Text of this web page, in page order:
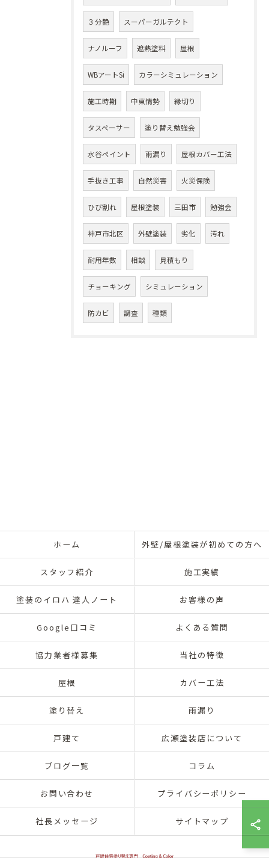
３分艶 スーパーガルテクト
ナノルーフ 遮熱塗料 屋根
WBアートSi カラーシミュレーション
施工時期 中東情勢 縁切り
タスペーサー 塗り替え勉強会
水谷ペイント 雨漏り 屋根カバー工法
手抜き工事 自然災害 火災保険
ひび割れ 屋根塗装 三田市 勉強会
神戸市北区 外壁塗装 劣化 汚れ
耐用年数 相談 見積もり
チョーキング シミュレーション
防カビ 調査 種類
ホーム 外壁/屋根塗装が初めての方へ
スタッフ紹介 施工実績
塗装のイロハ 達人ノート お客様の声
Google口コミ よくある質問
協力業者様募集 当社の特徴
屋根 カバー工法
塗り替え 雨漏り
戸建て 広瀬塗装店について
ブログ一覧 コラム
お問い合わせ プライバシーポリシー
社長メッセージ サイトマップ